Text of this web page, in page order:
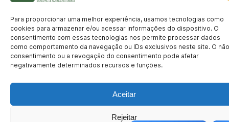
Para proporcionar uma melhor experiência, usamos tecnologias como
cookies para armazenar e/ou acessar informações do dispositivo. O
consentimento com essas tecnologias nos permite processar dados
como comportamento da navegação ou IDs exclusivos neste site. O não
consentimento ou a revogação do consentimento pode afetar
negativamente determinados recursos e funções.
Aceitar
Rejeitar
Institucional
História Missão e Visão Notícias Concursos Fale Conosco Acessibilidade
Mapa do Site Política de Privacidade
© 2026 FAZPREV – Instituto de Previdência Municipal de Fazenda Rio
Grande.
CNPJ: 05.145.721/0001-03 | Avenida Araucárias, 177, Sala 105 – Eucaliptos, Fazenda Rio
Grande/PR – CEP 83.820-071